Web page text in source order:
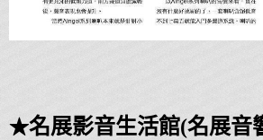
★名展影音生活館(名展音